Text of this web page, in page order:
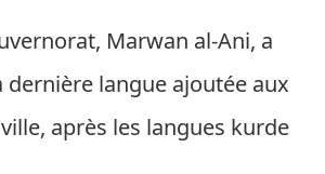
Marwan al-Ani, a
dernière langue ajoutée aux
après les langues kurde